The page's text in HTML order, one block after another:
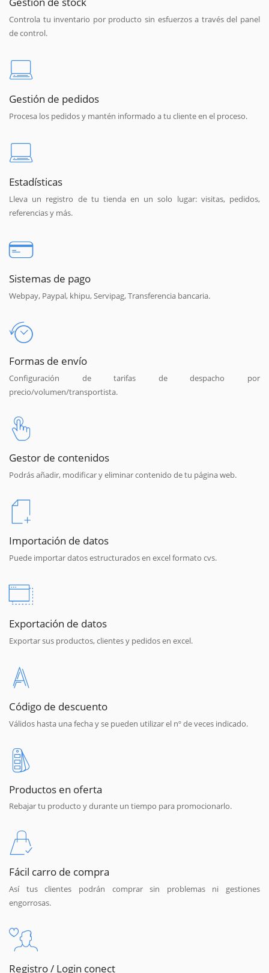
Controla tu inventario por producto sin esfuerzos a través del panel
de control.
Gestión de pedidos
Procesa los pedidos y mantén informado a tu cliente en el proceso.
Estadísticas
Lleva un registro de tu tienda en un solo lugar: visitas, pedidos,
referencias y más.
Sistemas de pago
Webpay, Paypal, khipu, Servipag, Transferencia bancaria.
Formas de envío
Configuración de tarifas de despacho por
precio/volumen/transportista.
Gestor de contenidos
Podrás añadir, modificar y eliminar contenido de tu página web.
Importación de datos
Puede importar datos estructurados en excel formato cvs.
Exportación de datos
Exportar sus productos, clientes y pedidos en excel.
Código de descuento
Válidos hasta una fecha y se pueden utilizar el nº de veces indicado.
Productos en oferta
Rebajar tu producto y durante un tiempo para promocionarlo.
Fácil carro de compra
Así tus clientes podrán comprar sin problemas ni gestiones
engorrosas.
Registro / Login conect